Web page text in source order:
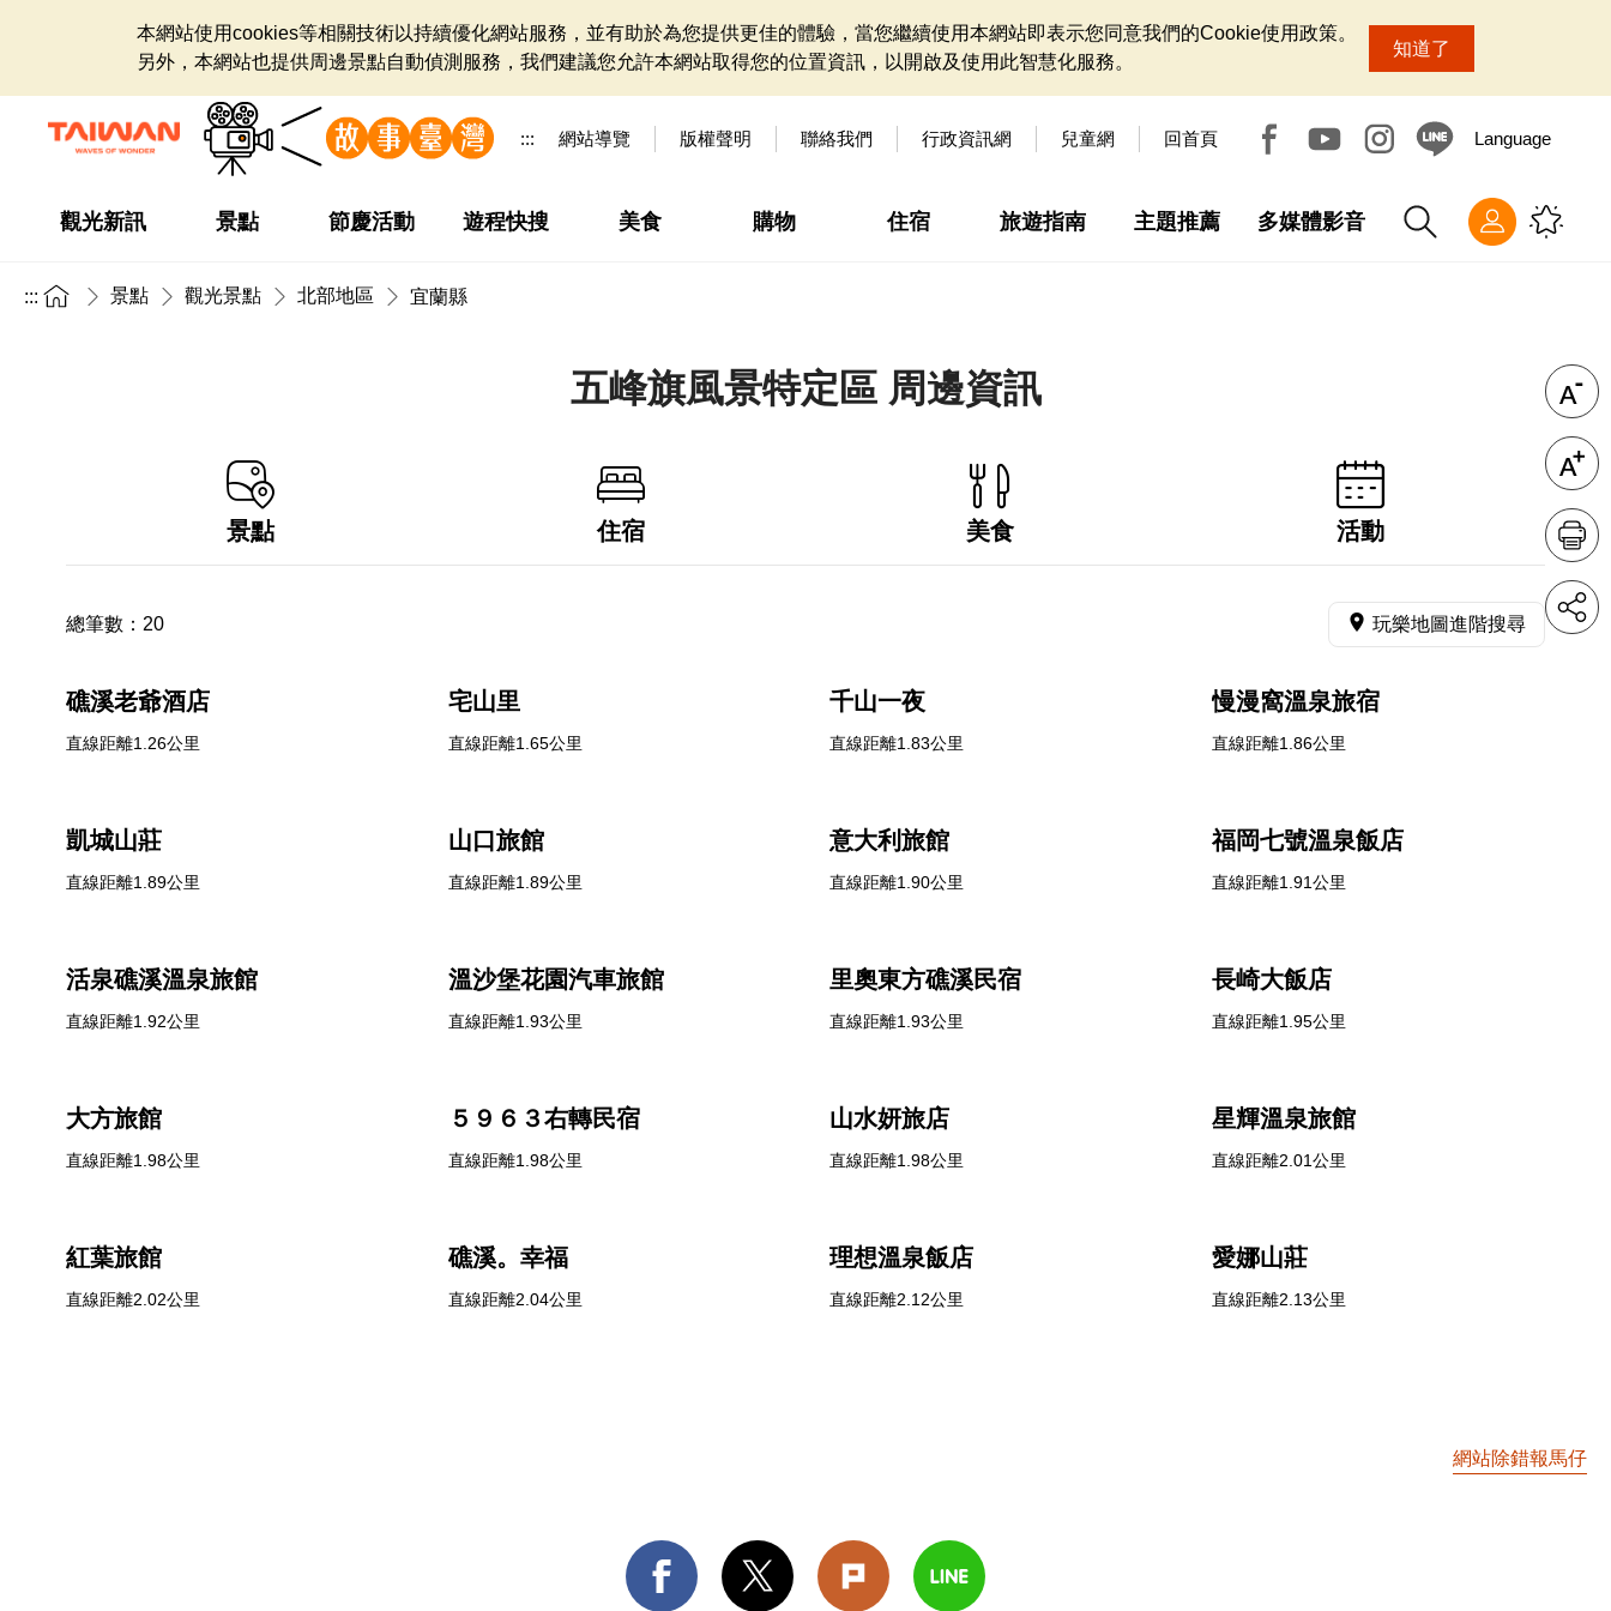
本網站使用cookies等相關技術以持續優化網站服務，並有助於為您提供更佳的體驗，當您繼續使用本網站即表示您同意我們的Cookie使用政策。
另外，本網站也提供周邊景點自動偵測服務，我們建議您允許本網站取得您的位置資訊，以開啟及使用此智慧化服務。
知道了
::: 網站導覽 版權聲明 聯絡我們 行政資訊網 兒童網 回首頁 Language
觀光新訊 景點 節慶活動 遊程快搜 美食 購物 住宿 旅遊指南 主題推薦 多媒體影音
::: 景點 觀光景點 北部地區 宜蘭縣
五峰旗風景特定區 周邊資訊
景點 住宿 美食 活動
總筆數： 20 玩樂地圖進階搜尋
礁溪老爺酒店
直線距離1.26公里
宅山里
直線距離1.65公里
千山一夜
直線距離1.83公里
慢漫窩溫泉旅宿
直線距離1.86公里
凱城山莊
直線距離1.89公里
山口旅館
直線距離1.89公里
意大利旅館
直線距離1.90公里
福岡七號溫泉飯店
直線距離1.91公里
活泉礁溪溫泉旅館
直線距離1.92公里
溫沙堡花園汽車旅館
直線距離1.93公里
里奧東方礁溪民宿
直線距離1.93公里
長崎大飯店
直線距離1.95公里
大方旅館
直線距離1.98公里
５９６３右轉民宿
直線距離1.98公里
山水妍旅店
直線距離1.98公里
星輝溫泉旅館
直線距離2.01公里
紅葉旅館
直線距離2.02公里
礁溪。幸福
直線距離2.04公里
理想溫泉飯店
直線距離2.12公里
愛娜山莊
直線距離2.13公里
網站除錯報馬仔